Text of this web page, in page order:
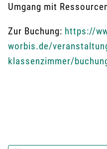
Umgang mit
Zur Buchung: https://
worbis.de/
klassenzimmer/